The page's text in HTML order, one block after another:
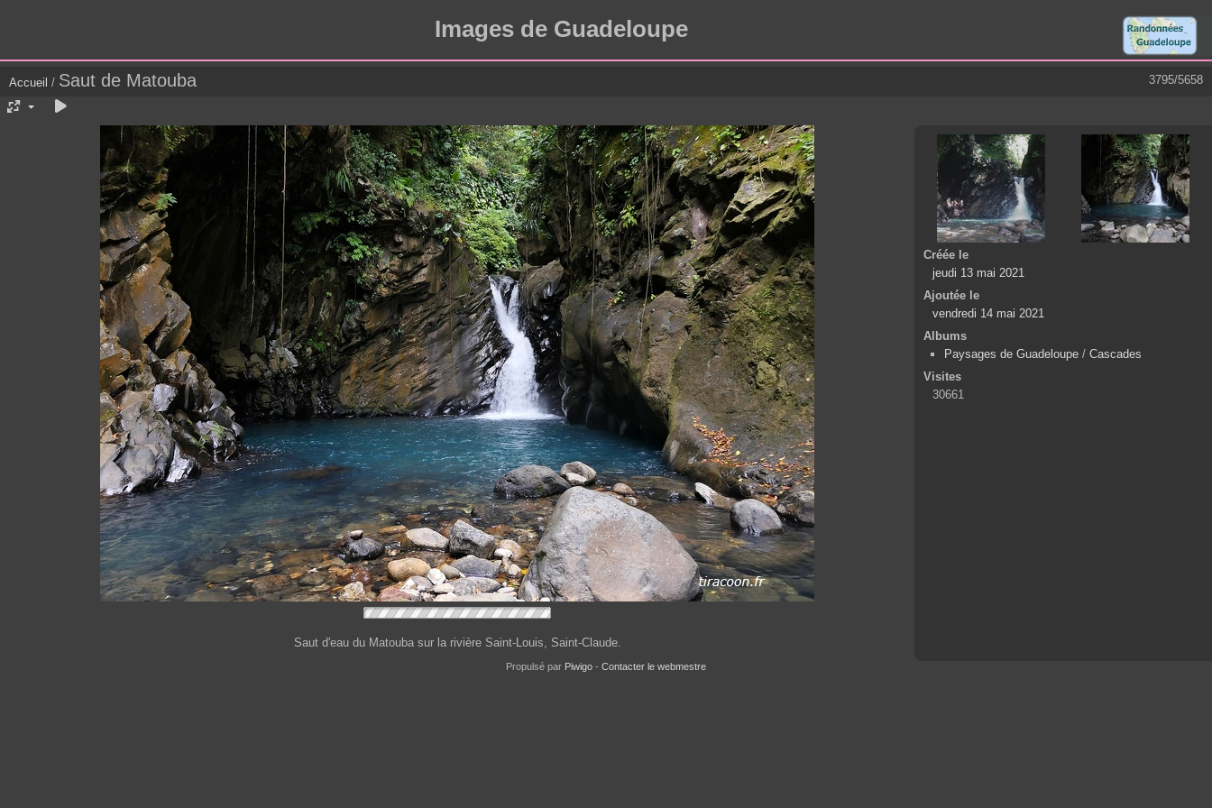
Images de Guadeloupe
3795/5658
Accueil / Saut de Matouba
Saut d'eau du Matouba sur la rivière Saint-Louis, Saint-Claude.
Créée le
jeudi 13 mai 2021
Ajoutée le
vendredi 14 mai 2021
Albums
Paysages de Guadeloupe / Cascades
Visites
30661
Propulsé par Piwigo - Contacter le webmestre